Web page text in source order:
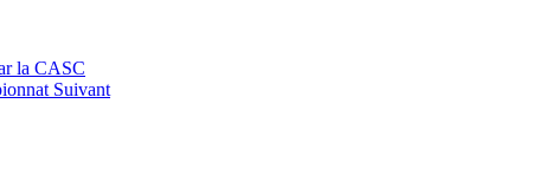
la CASC
Suivant